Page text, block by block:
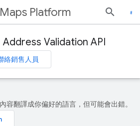
Maps Platform
Address Validation API
絡銷售人員
容翻譯成你偏好的語言，但可能會出錯。